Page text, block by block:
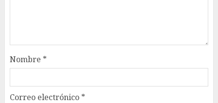
Nombre *
Correo electrónico *